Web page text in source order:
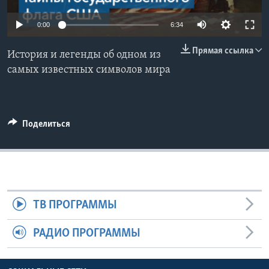
Learning English
СОЦИАЛЬНЫЕ СЕТИ
0:00 6:34
Прямая ссылка
История и легенды об одном из
самых известных символов мира
Поделиться
ТВ ПРОГРАММЫ
РАДИО ПРОГРАММЫ